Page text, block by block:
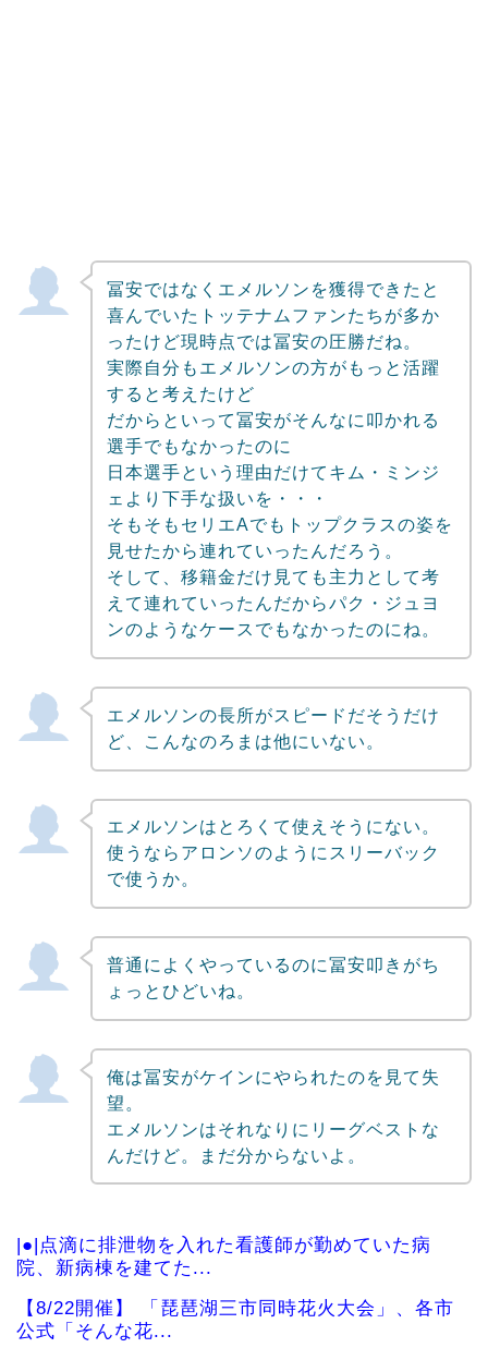
冨安ではなくエメルソンを獲得できたと
喜んでいたトッテナムファンたちが多か
ったけど現時点では冨安の圧勝だね。
実際自分もエメルソンの方がもっと活躍
すると考えたけど
だからといって冨安がそんなに叩かれる
選手でもなかったのに
日本選手という理由だけてキム・ミンジ
ェより下手な扱いを・・・
そもそもセリエAでもトップクラスの姿を
見せたから連れていったんだろう。
そして、移籍金だけ見ても主力として考
えて連れていったんだからパク・ジュヨ
ンのようなケースでもなかったのにね。
エメルソンの長所がスピードだそうだけ
ど、こんなのろまは他にいない。
エメルソンはとろくて使えそうにない。
使うならアロンソのようにスリーバック
で使うか。
普通によくやっているのに冨安叩きがち
ょっとひどいね。
俺は冨安がケインにやられたのを見て失
望。
エメルソンはそれなりにリーグベストな
んだけど。まだ分からないよ。
|●|点滴に排泄物を入れた看護師が勤めていた病
院、新病棟を建てた...
【8/22開催】 「琵琶湖三市同時花火大会」、各市
公式「そんな花...